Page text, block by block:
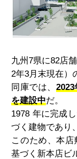
九州7県に82店
2年3月末現在）
同庫では、
を建設中だ。
1978 年に完成
づく建物であり
このため、本
基づく新本店ビ